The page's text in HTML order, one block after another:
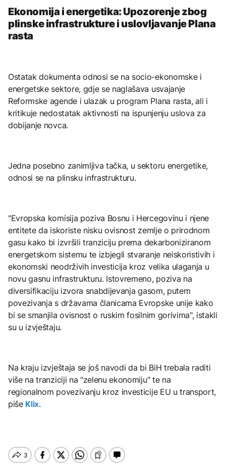
Ekonomija i energetika: Upozorenje zbog
plinske infrastrukture i uslovljavanje Plana
rasta
Ostatak dokumenta odnosi se na socio-ekonomske i
energetske sektore, gdje se naglašava usvajanje
Reformske agende i ulazak u program Plana rasta, ali i
kritikuje nedostatak aktivnosti na ispunjenju uslova za
dobijanje novca.
Jedna posebno zanimljiva tačka, u sektoru energetike,
odnosi se na plinsku infrastrukturu.
"Evropska komisija poziva Bosnu i Hercegovinu i njene
entitete da iskoriste nisku ovisnost zemlje o prirodnom
gasu kako bi izvršili tranziciju prema dekarboniziranom
energetskom sistemu te izbjegli stvaranje neiskoristivih i
ekonomski neodrživih investicija kroz velika ulaganja u
novu gasnu infrastrukturu. Istovremeno, poziva na
diversifikaciju izvora snabdijevanja gasom, putem
povezivanja s državama članicama Evropske unije kako
bi se smanjila ovisnost o ruskim fosilnim gorivima", istakli
su u izvještaju.
Na kraju izvještaja se još navodi da bi BiH trebala raditi
više na tranziciji na "zelenu ekonomiju" te na
regionalnom povezivanju kroz investicije EU u transport,
piše Klix.